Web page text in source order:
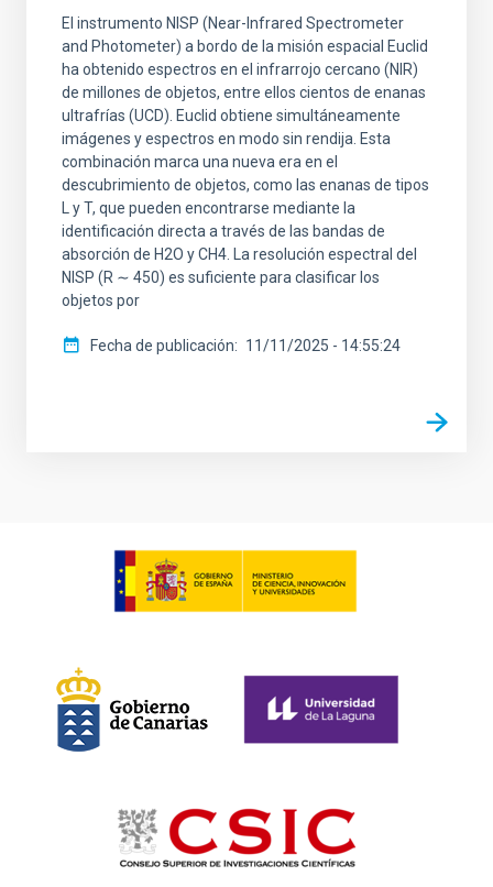
El instrumento NISP (Near-Infrared Spectrometer
and Photometer) a bordo de la misión espacial Euclid
ha obtenido espectros en el infrarrojo cercano (NIR)
de millones de objetos, entre ellos cientos de enanas
ultrafrías (UCD). Euclid obtiene simultáneamente
imágenes y espectros en modo sin rendija. Esta
combinación marca una nueva era en el
descubrimiento de objetos, como las enanas de tipos
L y T, que pueden encontrarse mediante la
identificación directa a través de las bandas de
absorción de H2O y CH4. La resolución espectral del
NISP (R ∼ 450) es suficiente para clasificar los
objetos por
Fecha de publicación 11/11/2025 - 14:55:24